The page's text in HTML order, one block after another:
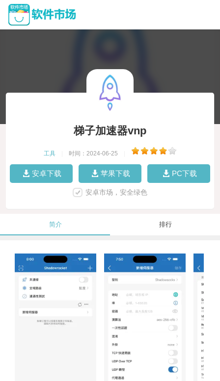
梯子加速器vnp
工具 时间：2024-06-25
安卓下载 苹果下载 PC下载
安卓市场，安全绿色
简介 排行